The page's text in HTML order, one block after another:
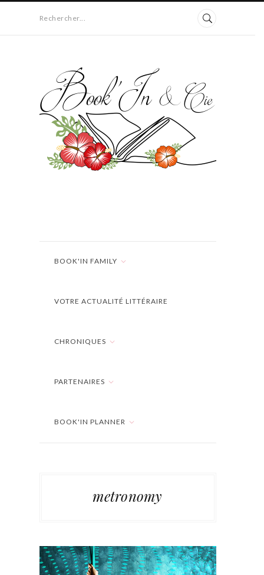
Rechercher...
BOOK'IN FAMILY
VOTRE ACTUALITÉ LITTÉRAIRE
CHRONIQUES
PARTENAIRES
BOOK'IN PLANNER
metronomy